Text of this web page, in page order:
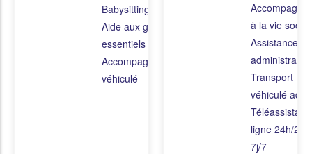
Babysitting
Aide aux gestes
essentiels de la vie
Accompagnement
véhiculé
à la vie
Assistance
administrative
Transport
véhiculé
ligne 24h/24
7j/7